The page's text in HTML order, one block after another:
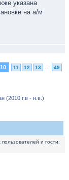
указана
на а/м
10 11 12 13 49
(2010 г.в - н.в.)
и гости: